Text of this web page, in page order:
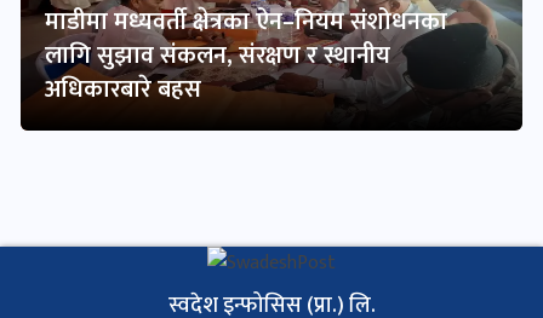
माडीमा मध्यवर्ती क्षेत्रका ऐन–नियम संशोधनका
लागि सुझाव संकलन, संरक्षण र स्थानीय
अधिकारबारे बहस
स्वदेश इन्फोसिस (प्रा.) लि.